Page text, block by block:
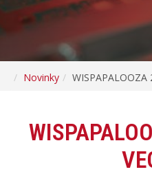
Novinky WISPAPALOOZA